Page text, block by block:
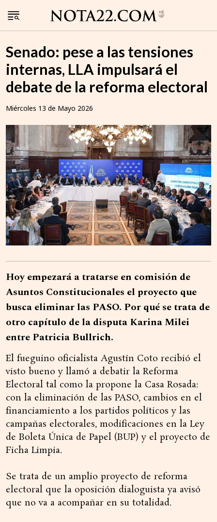
Senado: pese a las tensiones
internas, LLA impulsará el
debate de la reforma electoral
Miércoles 13 de Mayo 2026
Hoy empezará a tratarse en comisión de
Asuntos Constitucionales el proyecto que
busca eliminar las PASO. Por qué se trata de
otro capítulo de la disputa Karina Milei
entre Patricia Bullrich.
El fueguino oficialista Agustín Coto recibió el
visto bueno y llamó a debatir la Reforma
Electoral tal como la propone la Casa Rosada:
con la eliminación de las PASO, cambios en el
financiamiento a los partidos políticos y las
campañas electorales, modificaciones en la Ley
de Boleta Única de Papel (BUP) y el proyecto de
Ficha Limpia.
Se trata de un amplio proyecto de reforma
electoral que la oposición dialoguista ya avisó
que no va a acompañar en su totalidad.